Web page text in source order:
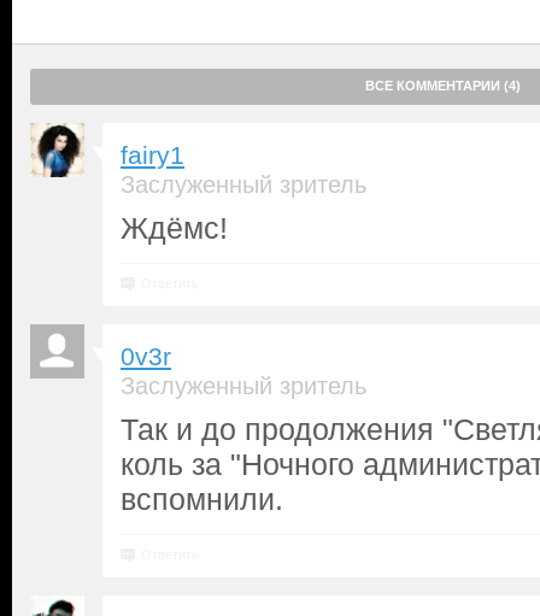
ВСЕ КОММЕНТАРИИ (4)
fairy1
Заслуженный зритель
Ждёмс!
0v3r
Заслуженный зритель
Так и до продолжения
коль за "Ночного
вспомнили.